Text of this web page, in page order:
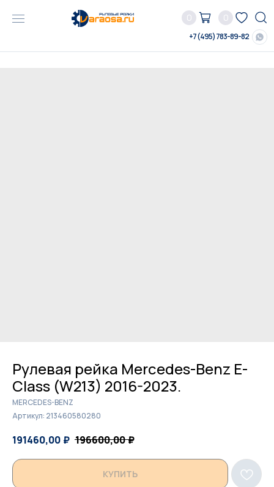
0 0
+7 (495) 783-89-82
Рулевая рейка Mercedes-Benz E-
Class (W213) 2016-2023.
MERCEDES-BENZ
Артикул: 213460580280
191460,00 ₽ 196600,00₽
КУПИТЬ